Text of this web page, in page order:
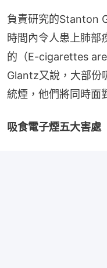
負責研究的Stanton
時間內令人患上肺部
的（E-cigarettes
Glantz又說，大部份
統煙，他們將同時面
吸食電子煙五大害處